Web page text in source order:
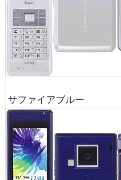
サファイアブルー